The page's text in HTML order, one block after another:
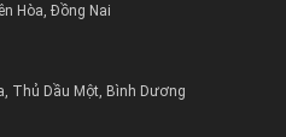
Hòa, Đồng Nai
Thủ Dầu Một, Bình Dương